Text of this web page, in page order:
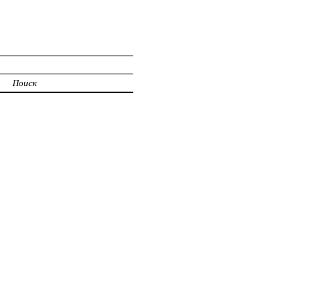
Поиск